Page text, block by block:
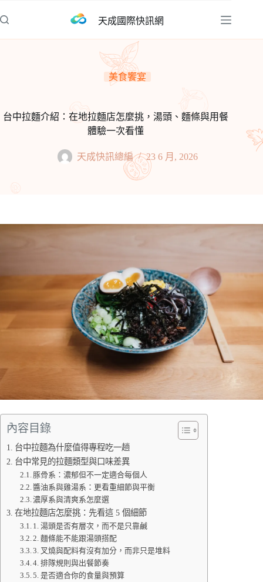
至
天成國際快訊網
美食饗宴
台中拉麵介紹：在地拉麵店怎麼挑，湯頭、麵條與用餐
體驗一次看懂
天成快訊總編 23 6 月, 2026
內容目錄
台中拉麵為什麼值得專程吃一趟
台中常見的拉麵類型與口味差異
豚骨系：濃郁但不一定適合每個人
醬油系與雞湯系：更看重細節與平衡
濃厚系與清爽系怎麼選
在地拉麵店怎麼挑：先看這 5 個細節
1. 湯頭是否有層次，而不是只靠鹹
2. 麵條能不能跟湯頭搭配
3. 叉燒與配料有沒有加分，而非只是堆料
4. 排隊規則與出餐節奏
5. 是否適合你的食量與預算